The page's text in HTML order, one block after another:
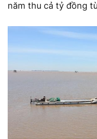
năm thu cả tỷ đồng